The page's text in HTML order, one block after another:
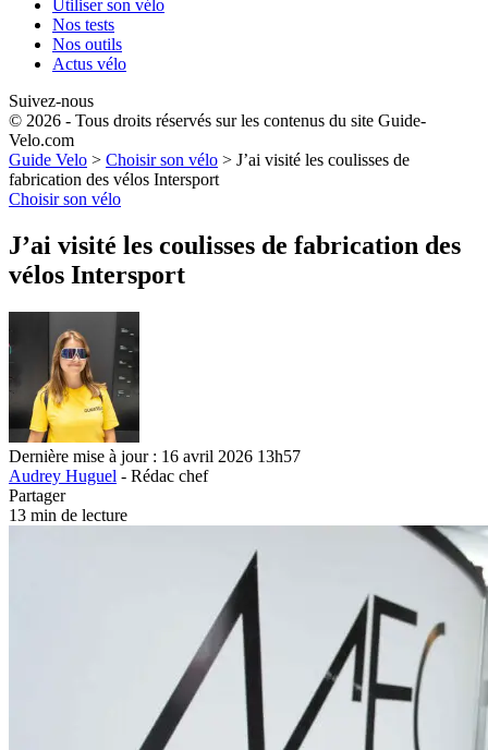
Utiliser son vélo
Nos tests
Nos outils
Actus vélo
Suivez-nous
© 2026 - Tous droits réservés sur les contenus du site Guide-
Velo.com
Guide Velo > Choisir son vélo > J’ai visité les coulisses de
fabrication des vélos Intersport
Choisir son vélo
J’ai visité les coulisses de fabrication des
vélos Intersport
Dernière mise à jour : 16 avril 2026 13h57
Audrey Huguel - Rédac chef
Partager
13 min de lecture